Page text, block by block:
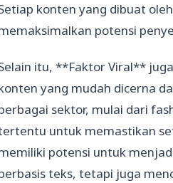
konten yang dibuat
potensi
itu, **Faktor Viral**
yang mudah dicerna
sektor, mulai dari
untuk memastikan
potensi untuk
teks, tetapi juga